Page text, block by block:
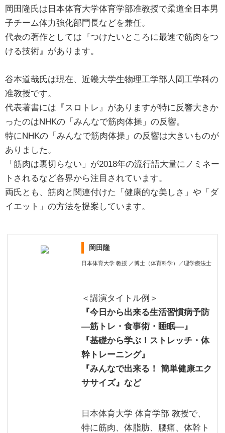
岡田隆氏は日本体育大学体育学部准教授で柔道全日本男
子チーム体力強化部門長などを兼任。
代表の著作としては『つけたいところに最速で筋肉をつ
ける技術』があります。
谷本道哉氏は現在、近畿大学生物理工学部人間工学科の
准教授です。
代表著書には『スロトレ』がありますが特に反響大きか
ったのはNHKの「みんなで筋肉体操」の反響。
特にNHKの「みんなで筋肉体操」の反響は大きいものが
ありました。
「筋肉は裏切らない」が2018年の流行語大量にノミネー
トされるなど各界から注目されています。
両氏とも、筋肉と関連付けた「健康的な美しさ」や「ダ
イエット」の方法を提案しています。
岡田隆
日本体育大学 教授 ／博士（体育科学）／理学療法士
＜講演タイトル例＞
『今日から出来る生活習慣病予防
—筋トレ・食事術・睡眠―』
『基礎から学ぶ！ストレッチ・体
幹トレーニング』
『みんなで出来る！ 簡単健康エク
ササイズ』など
日本体育大学 体育学部 教授で、
特に筋肉、体脂肪、腰痛、体幹ト